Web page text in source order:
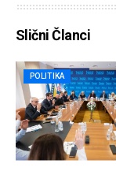
Slični Članci
POLITIKA